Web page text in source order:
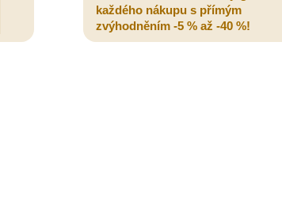
každého nákupu s přímým
zvýhodněním -5 % až -40 %!